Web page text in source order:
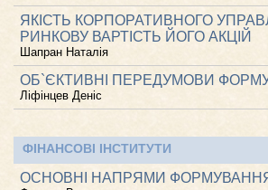
ЯКІСТЬ КОРПОРАТИВНОГО
РИНКОВУ ВАРТІСТЬ ЙОГО АКЦІЙ
Шапран Наталія
ОБ`ЄКТИВНІ ПЕРЕДУМОВИ
Ліфінцев Деніс
ФІНАНСОВІ ІНСТИТУТИ
ОСНОВНІ НАПРЯМИ ФОРМУВАННЯ